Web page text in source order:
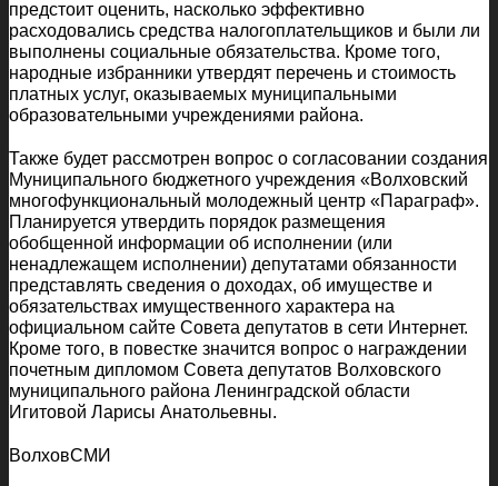
предстоит оценить, насколько эффективно
расходовались средства налогоплательщиков и были ли
выполнены социальные обязательства. Кроме того,
народные избранники утвердят перечень и стоимость
платных услуг, оказываемых муниципальными
образовательными учреждениями района.
Также будет рассмотрен вопрос о согласовании создания
Муниципального бюджетного учреждения «Волховский
многофункциональный молодежный центр «Параграф».
Планируется утвердить порядок размещения
обобщенной информации об исполнении (или
ненадлежащем исполнении) депутатами обязанности
представлять сведения о доходах, об имуществе и
обязательствах имущественного характера на
официальном сайте Совета депутатов в сети Интернет.
Кроме того, в повестке значится вопрос о награждении
почетным дипломом Совета депутатов Волховского
муниципального района Ленинградской области
Игитовой Ларисы Анатольевны.
ВолховСМИ